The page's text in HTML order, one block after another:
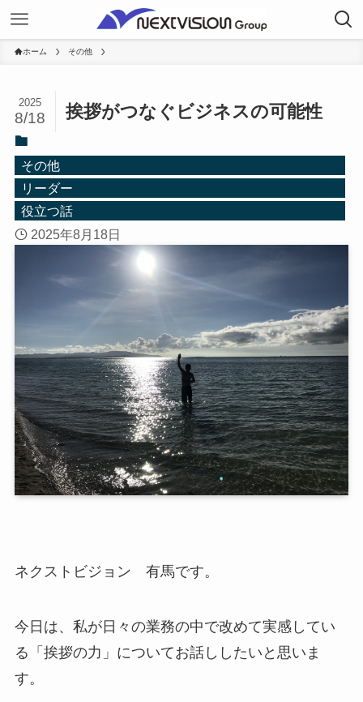
ホーム その他
挨拶がつなぐビジネスの可能性
2025
8/18
その他
リーダー
役立つ話
2025年8月18日
ネクストビジョン 有馬です。
今日は、私が日々の業務の中で改めて実感してい
る「挨拶の力」についてお話ししたいと思いま
す。